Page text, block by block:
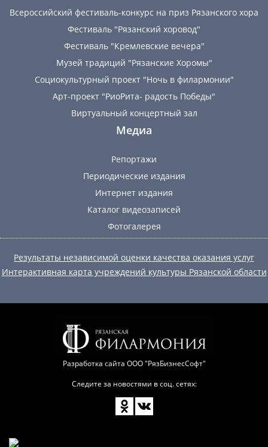
Всероссийский фестиваль-конкурс на приз Рязанского хора
Фестиваль "Рязанский хоровод"
Фестиваль "Кремлевские вечера"
Музей традиций "Рязанские Хоромы"
Социокультурный проект "Ночь в филармонии"
Арт-проект "РиоРита- радость Победы"
Виртуальный концертный зал
Медиа
Репортажи
Периодические издания
Интернет издания
Каталог видеозаписей
Фотогалерея
Результаты независимой оценки качества оказания услуг
Интерактивная карта учреждений культуры Рязанской области
Разработка сайта ООО "РязБизнесСофт"
Следите за новостями в соц. сетях: